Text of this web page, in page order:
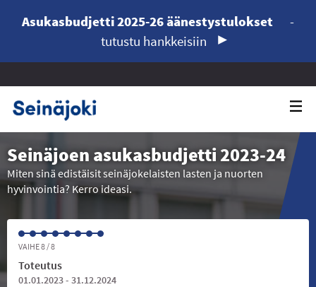
Asukasbudjetti 2025-26 äänestystulokset
-
tutustu hankkeisiin
Seinäjoen asukasbudjetti 2023-24
Miten sinä edistäisit seinäjokelaisten lasten ja nuorten
hyvinvointia? Kerro ideasi.
VAIHE 8 / 8
Toteutus
01.01.2023 - 31.12.2024